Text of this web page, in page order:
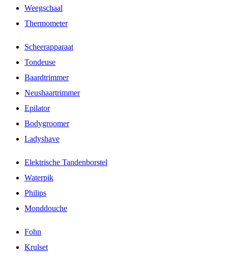
Weegschaal
Thermometer
Scheerapparaat
Tondeuse
Baardtrimmer
Neushaartrimmer
Epilator
Bodygroomer
Ladyshave
Elektrische Tandenborstel
Waterpik
Philips
Monddouche
Fohn
Krulset